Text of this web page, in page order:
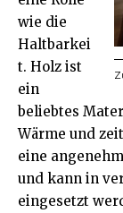
wie die
Haltbarkei
t. Holz ist
ein
beliebtes
Wärme und
eine
und kann in
eingesetzt